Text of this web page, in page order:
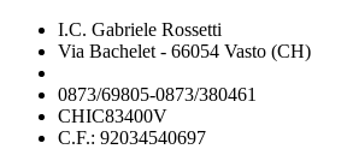
I.C. Gabriele Rossetti
Via Bachelet - 66054 Vasto (CH)
0873/69805-0873/380461
CHIC83400V
C.F.: 92034540697